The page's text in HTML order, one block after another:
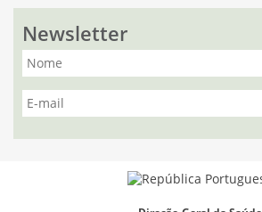
Newsletter